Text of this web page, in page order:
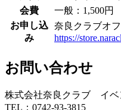
会費
一般：1,500
お申し込
み
奈良クラブオ
https://
お問い合わせ
株式会社奈良クラブ イベ
TEL：0742-93-3815